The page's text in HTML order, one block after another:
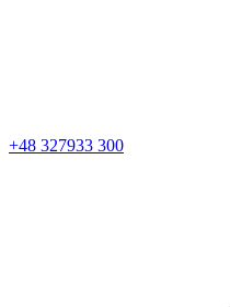
+48 327933 300